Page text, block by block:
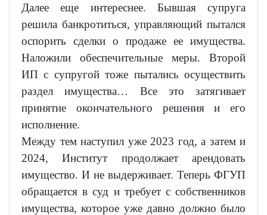
Далее еще интереснее. Бывшая супруга
решила банкротиться, управляющий пытался
оспорить сделки о продаже ее имущества.
Наложили обеспечительные меры. Второй
ИП с супругой тоже пытались осуществить
раздел имущества… Все это затягивает
принятие окончательного решения и его
исполнение.
Между тем наступил уже 2023 год, а затем и
2024, Институт продолжает арендовать
имущество. И не выдерживает. Теперь ФГУП
обращается в суд и требует с собственников
имущества, которое уже давно должно было